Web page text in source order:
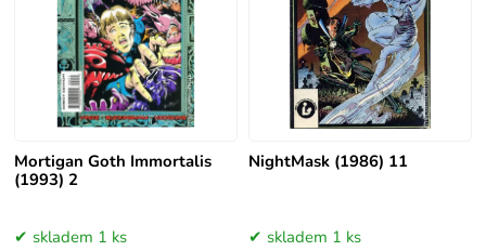
Mortigan Goth Immortalis
(1993) 2
skladem 1 ks
NightMask (1986) 11
skladem 1 ks